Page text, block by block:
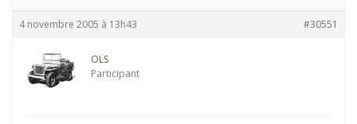
4 novembre 2005 à 13h43 #30551
OLS
Participant